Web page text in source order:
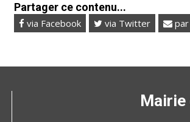
Partager ce contenu...
via Facebook via Twitter
Mairie